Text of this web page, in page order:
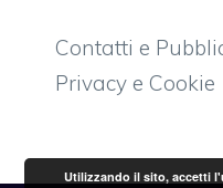
Contatti e
Privacy e Cookie
Utilizzando il sito, accetti